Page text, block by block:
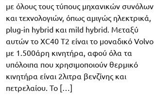
με όλους τους τύπους μηχανικών συνόλων
και τεχνολογιών, όπως αμιγώς ηλεκτρικά,
plug-in hybrid και mild hybrid. Μεταξύ
αυτών το XC40 T2 είναι το μοναδικό Volvo
με 1.500άρη κινητήρα, αφού όλα τα
υπόλοιπα που χρησιμοποιούν θερμικό
κινητήρα είναι 2λιτρα βενζίνης και
πετρελαίου. Το […]